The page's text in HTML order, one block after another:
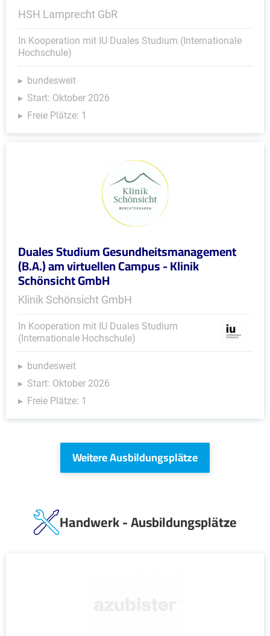
HSH Lamprecht GbR
In Kooperation mit IU Duales Studium (Internationale
Hochschule)
bundesweit
Start: Oktober 2026
Freie Plätze: 1
Duales Studium Gesundheitsmanagement
(B.A.) am virtuellen Campus - Klinik
Schönsicht GmbH
Klinik Schönsicht GmbH
In Kooperation mit IU Duales Studium
(Internationale Hochschule)
bundesweit
Start: Oktober 2026
Freie Plätze: 1
Weitere Ausbildungsplätze
Handwerk - Ausbildungsplätze